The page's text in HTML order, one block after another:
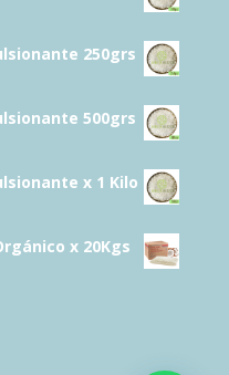
250grs
500grs
x 1 Kilo
x 20Kgs